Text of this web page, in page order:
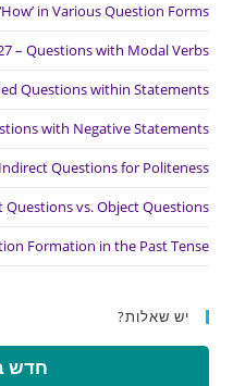
in Various Question Forms
– Questions with Modal Verbs
Questions within Statements
with Negative Statements
Questions for Politeness
Questions vs. Object Questions
Formation in the Past Tense
יש שאלות?
חדש